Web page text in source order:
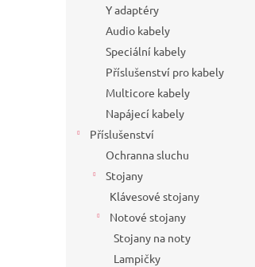
Y adaptéry
Audio kabely
Speciální kabely
Příslušenství pro kabely
Multicore kabely
Napájecí kabely
Příslušenství
Ochranna sluchu
Stojany
Klávesové stojany
Notové stojany
Stojany na noty
Lampičky